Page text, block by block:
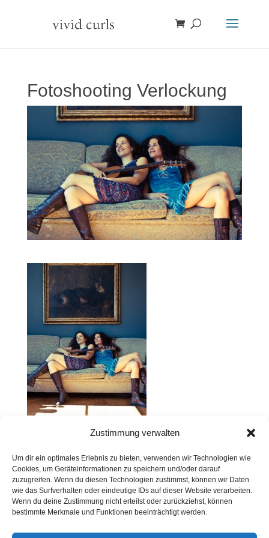
Zustimmung verwalten
Um dir ein optimales Erlebnis zu bieten, verwenden wir Technologien wie
Cookies, um Geräteinformationen zu speichern und/oder darauf
zuzugreifen. Wenn du diesen Technologien zustimmst, können wir Daten
wie das Surfverhalten oder eindeutige IDs auf dieser Website verarbeiten.
Wenn du deine Zustimmung nicht erteilst oder zurückziehst, können
bestimmte Merkmale und Funktionen beeinträchtigt werden.
Fotoshooting Verlockung
Fotoshooting „Vivid Curls“ für die CD „Verlockung“
Kontakt Presse Impressum
Haftung